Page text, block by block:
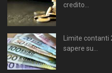
credito...
Limite contanti
sapere su...